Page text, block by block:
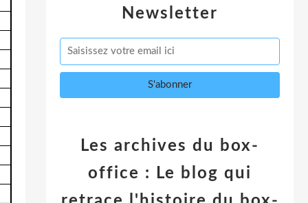
Newsletter
Les archives du box-
office : Le blog qui